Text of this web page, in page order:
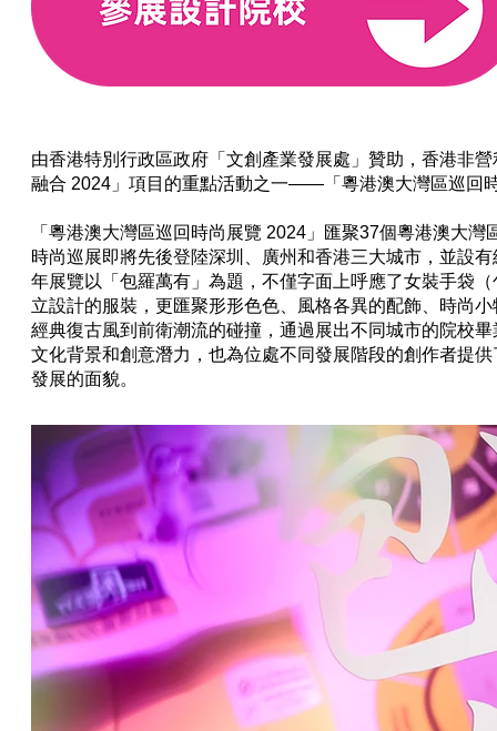
由香港特別行政區政府「文創產業發展處」贊助，香港非
融合 2024」項目的重點活動之一——「粵港澳大灣區巡回
「粵港澳大灣區巡回時尚展覽 2024」匯聚37個粵港澳大
時尚巡展即將先後登陸深圳、廣州和香港三大城市，並設
年展覽以「包羅萬有」為題，不僅字面上呼應了女裝手袋
立設計的服裝，更匯聚形形色色、風格各異的配飾、時尚
經典復古風到前衛潮流的碰撞，通過展出不同城市的院校
文化背景和創意潛力，也為位處不同發展階段的創作者提
發展的面貌。